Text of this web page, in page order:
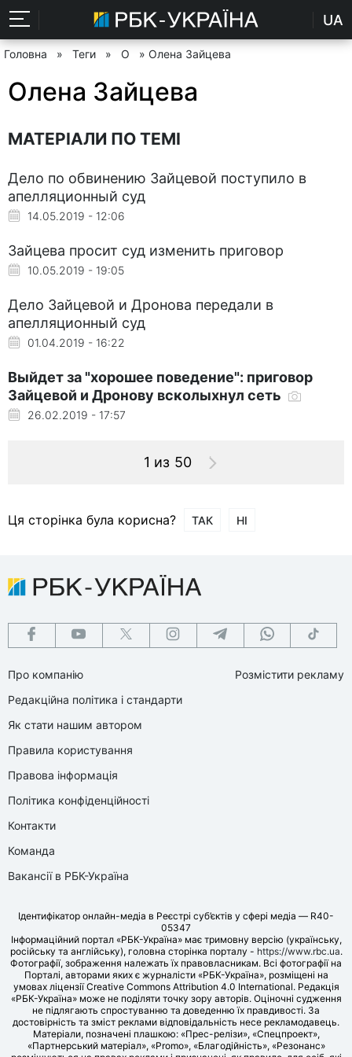
UA
Головна » Теги » О » Олена Зайцева
Олена Зайцева
МАТЕРІАЛИ ПО ТЕМІ
Дело по обвинению Зайцевой поступило в
апелляционный суд
14.05.2019 - 12:06
Зайцева просит суд изменить приговор
10.05.2019 - 19:05
Дело Зайцевой и Дронова передали в
апелляционный суд
01.04.2019 - 16:22
Выйдет за "хорошее поведение": приговор
Зайцевой и Дронову всколыхнул сеть
26.02.2019 - 17:57
1 из 50
Ця сторінка була корисна? ТАК НІ
Про компанію
Редакційна політика і стандарти
Як стати нашим автором
Правила користування
Правова інформація
Політика конфіденційності
Контакти
Команда
Вакансії в РБК-Україна
Розмістити рекламу
Ідентифікатор онлайн-медіа в Реєстрі суб’єктів у сфері медіа — R40-
05347
Інформаційний портал «РБК-Україна» має тримовну версію (українську,
російську та англійську), головна сторінка порталу - https://www.rbc.ua.
Фотографії, зображення належать їх правовласникам. Всі фотографії на
Порталі, авторами яких є журналісти «РБК-Україна», розміщені на
умовах ліцензії Creative Commons Attribution 4.0 International. Редакція
«РБК-Україна» може не поділяти точку зору авторів. Оціночні судження
не підлягають спростуванню та доведенню їх правдивості. За
достовірність та зміст реклами відповідальність несе рекламодавець.
Матеріали, позначені плашкою: «Прес-релізи», «Спецпроект»,
«Партнерський матеріал», «Promo», «Благодійність», «Резонанс»